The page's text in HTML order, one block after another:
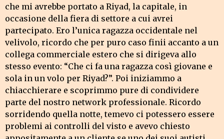
che mi avrebbe portato a Riyad, la capitale, in
occasione della fiera di settore a cui avrei
partecipato. Ero l’unica ragazza occidentale nel
velivolo, ricordo che per puro caso finii accanto a un
collega commerciale estero che si dirigeva allo
stesso evento: “Che ci fa una ragazza così giovane e
sola in un volo per Riyad?”. Poi iniziammo a
chiacchierare e scoprimmo pure di condividere
parte del nostro network professionale. Ricordo
sorridendo quella notte, temevo ci potessero essere
problemi ai controlli del visto e avevo chiesto